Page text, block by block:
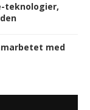
teknologier,
med